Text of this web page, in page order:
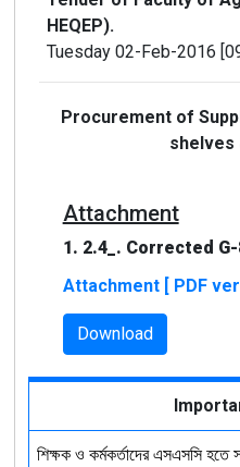
HEQEP).
Tuesday 02-Feb-2016
Procurement of
shelves
Attachment
1. 2.4_. Corrected
Attachment [ PDF
Download
শিক্ষক ও কর্মকর্তাদের এসএসসি হতে